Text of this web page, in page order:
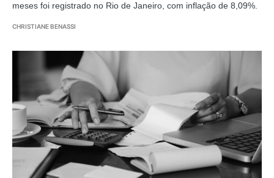
meses foi registrado no Rio de Janeiro, com inflação de 8,09%.
CHRISTIANE BENASSI